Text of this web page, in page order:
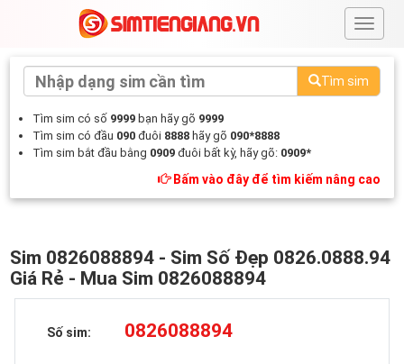
#
Tìm sim
Tìm sim có số 9999 bạn hãy gõ 9999
Tìm sim có đầu 090 đuôi 8888 hãy gõ 090*8888
Tìm sim bắt đầu bằng 0909 đuôi bất kỳ, hãy gõ: 0909*
Bấm vào đây để tìm kiếm nâng cao
Sim 0826088894 - Sim Số Đẹp 0826.0888.94
Giá Rẻ - Mua Sim 0826088894
Số sim: 0826088894